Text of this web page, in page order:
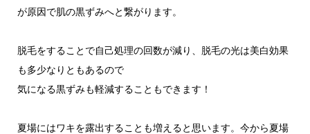
が原因で肌の黒ずみへと繋がります。
脱毛をすることで自己処理の回数が減り、脱毛の光は美白効果
も多少なりともあるので
気になる黒ずみも軽減することもできます！
夏場にはワキを露出することも増えると思います。今から夏場